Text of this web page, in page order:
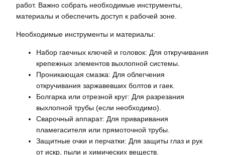
работ. Важно собрать необходимые инструменты,
материалы и обеспечить доступ к рабочей зоне.
Необходимые инструменты и материалы:
Набор гаечных ключей и головок: Для откручивания
крепежных элементов выхлопной системы.
Проникающая смазка: Для облегчения
откручивания заржавевших болтов и гаек.
Болгарка или отрезной круг: Для разрезания
выхлопной трубы (если необходимо).
Сварочный аппарат: Для приваривания
пламегасителя или прямоточной трубы.
Защитные очки и перчатки: Для защиты глаз и рук
от искр, пыли и химических веществ.